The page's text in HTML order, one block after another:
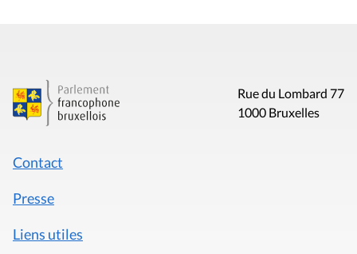
Rue du Lombard 77
1000 Bruxelles
Contact
Presse
Liens utiles